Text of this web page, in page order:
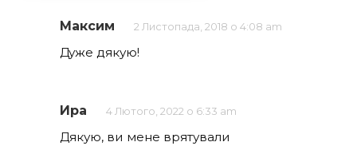
Максим 2 Листопада, 2018 о 4:08 am
Дуже дякую!
Ира 4 Лютого, 2022 о 6:33 am
Дякую, ви мене врятували